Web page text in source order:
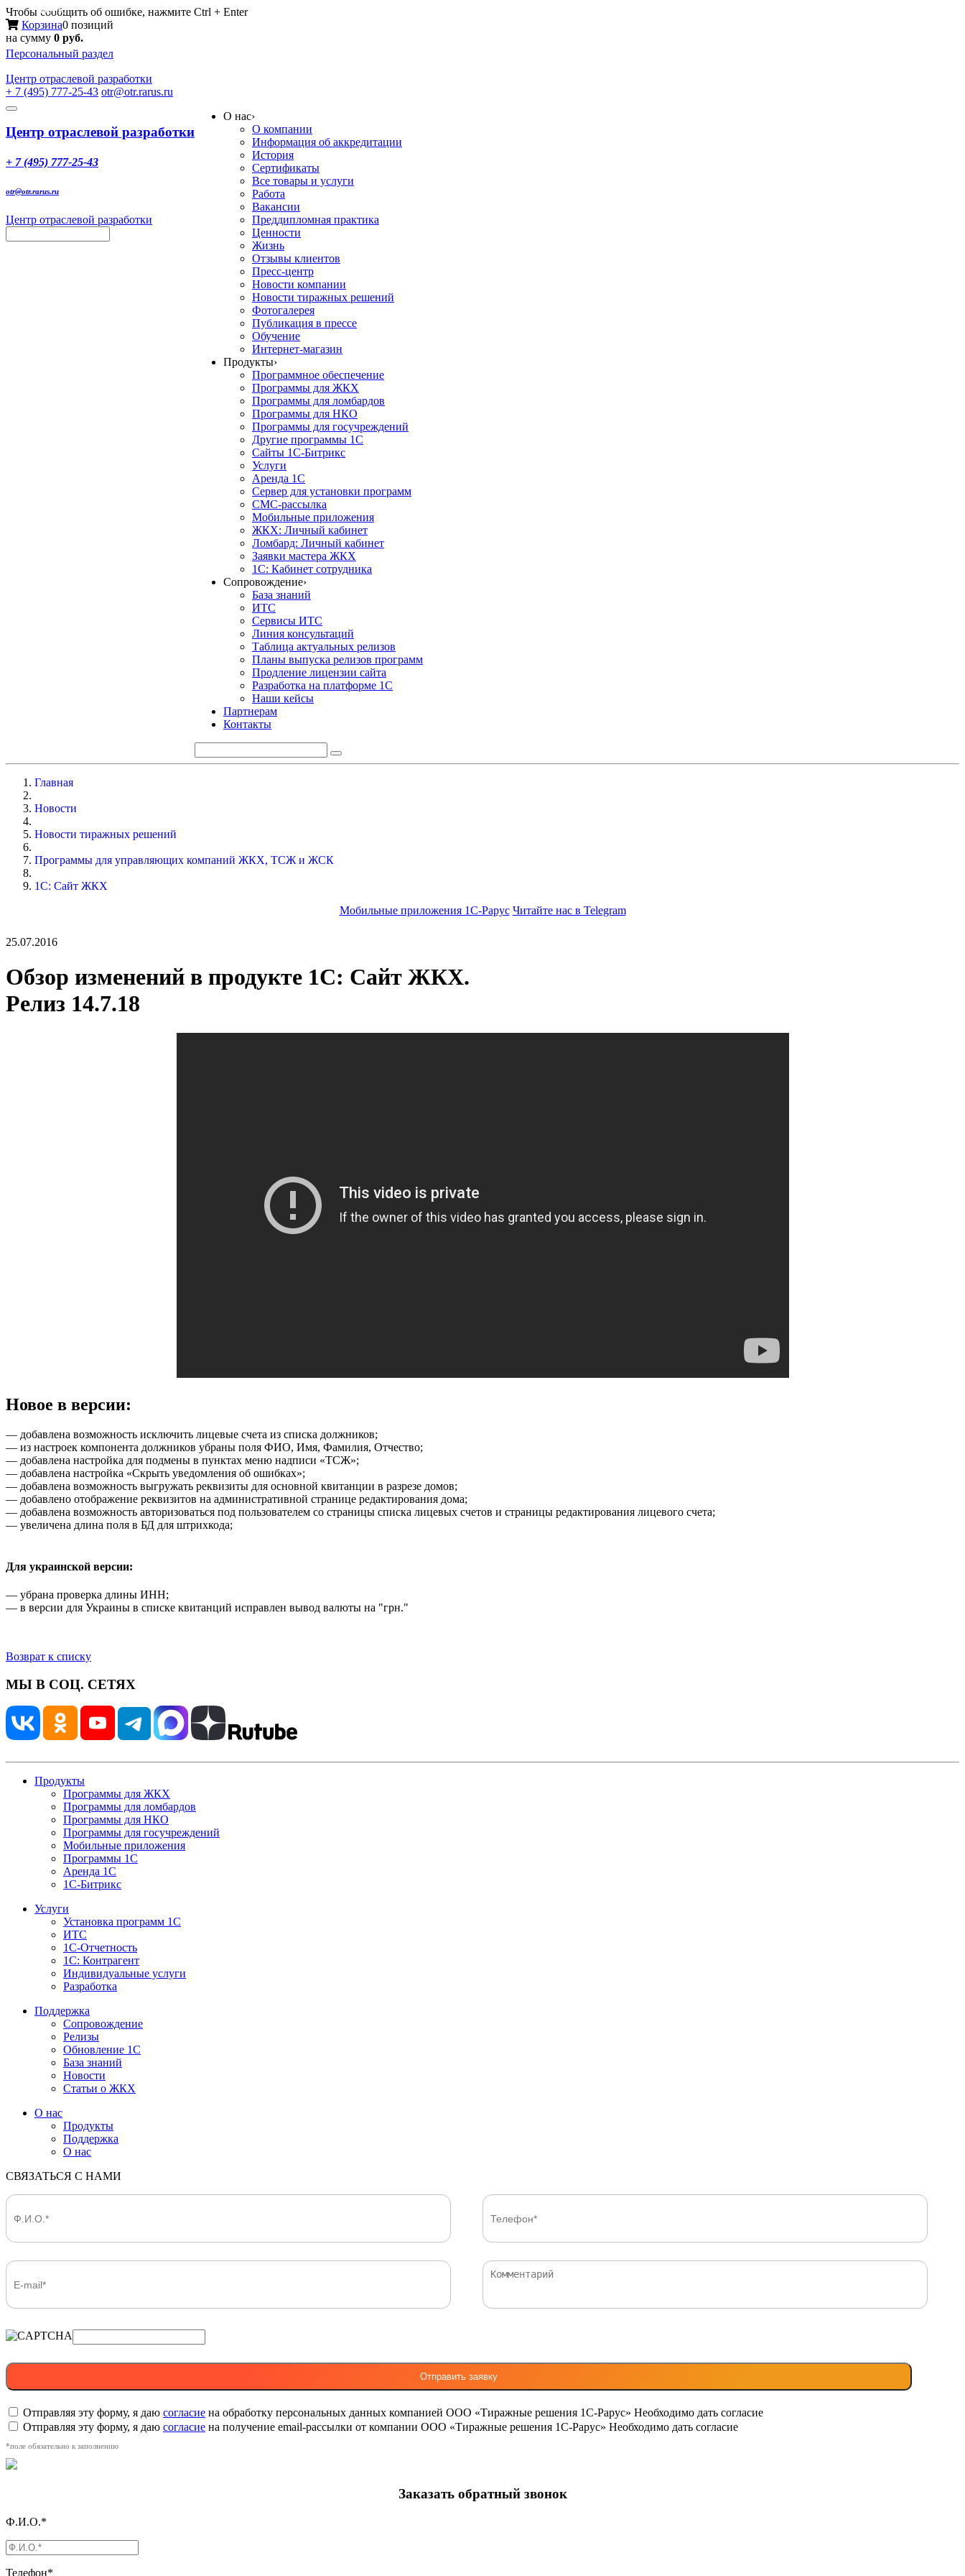
Чтобы сообщить об ошибке, нажмите Ctrl + Enter
Корзина0 позиций
на сумму 0 руб.
Персональный раздел
Центр отраслевой разработки
+ 7 (495) 777-25-43 otr@otr.rarus.ru
Toggle
Меню
Центр отраслевой разработки
+ 7 (495) 777-25-43
otr@otr.rarus.ru
Центр отраслевой разработки
О нас›
О компании
Информация об аккредитации
История
Сертификаты
Все товары и услуги
Работа
Вакансии
Преддипломная практика
Ценности
Жизнь
Отзывы клиентов
Пресс-центр
Новости компании
Новости тиражных решений
Фотогалерея
Публикация в прессе
Обучение
Интернет-магазин
Продукты›
Программное обеспечение
Программы для ЖКХ
Программы для ломбардов
Программы для НКО
Программы для госучреждений
Другие программы 1С
Сайты 1С-Битрикс
Услуги
Аренда 1С
Сервер для установки программ
СМС-рассылка
Мобильные приложения
ЖКХ: Личный кабинет
Ломбард: Личный кабинет
Заявки мастера ЖКХ
1С: Кабинет сотрудника
Сопровождение›
База знаний
ИТС
Сервисы ИТС
Линия консультаций
Таблица актуальных релизов
Планы выпуска релизов программ
Продление лицензии сайта
Разработка на платформе 1С
Наши кейсы
Партнерам
Контакты
Главная
Новости
Новости тиражных решений
Программы для управляющих компаний ЖКХ, ТСЖ и ЖСК
1С: Сайт ЖКХ
Мобильные приложения 1С-Рарус Читайте нас в Telegram
25.07.2016
Обзор изменений в продукте 1С: Сайт ЖКХ.
Релиз 14.7.18
Новое в версии:
— добавлена возможность исключить лицевые счета из списка должников;
— из настроек компонента должников убраны поля ФИО, Имя, Фамилия, Отчество;
— добавлена настройка для подмены в пунктах меню надписи «ТСЖ»;
— добавлена настройка «Скрыть уведомления об ошибках»;
— добавлена возможность выгружать реквизиты для основной квитанции в разрезе домов;
— добавлено отображение реквизитов на административной странице редактирования дома;
— добавлена возможность авторизоваться под пользователем со страницы списка лицевых счетов и страницы редактирования лицевого счета;
— увеличена длина поля в БД для штрихкода;
Для украинской версии:
— убрана проверка длины ИНН;
— в версии для Украины в списке квитанций исправлен вывод валюты на "грн."
Возврат к списку
МЫ В СОЦ. СЕТЯХ
Продукты
Программы для ЖКХ
Программы для ломбардов
Программы для НКО
Программы для госучреждений
Мобильные приложения
Программы 1С
Аренда 1С
1С-Битрикс
Услуги
Установка программ 1С
ИТС
1С-Отчетность
1С: Контрагент
Индивидуальные услуги
Разработка
Поддержка
Сопровождение
Релизы
Обновление 1С
База знаний
Новости
Статьи о ЖКХ
О нас
Продукты
Поддержка
О нас
СВЯЗАТЬСЯ С НАМИ
Отправляя эту форму, я даю согласие на обработку персональных данных компанией ООО «Тиражные решения 1С-Рарус» Необходимо дать согласие
Отправляя эту форму, я даю согласие на получение email-рассылки от компании ООО «Тиражные решения 1С-Рарус» Необходимо дать согласие
*поле обязательно к заполнению
Заказать обратный звонок
Ф.И.О.*
Телефон*